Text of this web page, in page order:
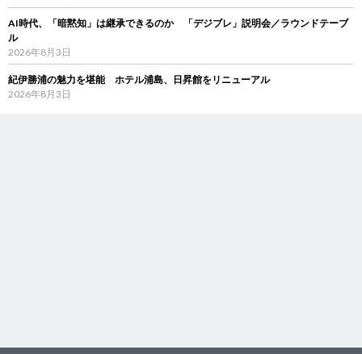
AI時代、「暗黙知」は継承できるのか 「デジブレ」説明会／ラウンドテーブ
ル
2026年8月3日
紀伊勝浦の魅力を堪能 ホテル浦島、日昇館をリニューアル
2026年8月3日